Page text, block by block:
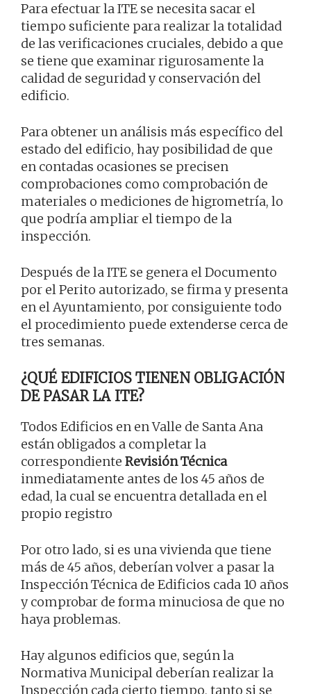
Para efectuar la ITE se necesita sacar el
tiempo suficiente para realizar la totalidad
de las verificaciones cruciales, debido a que
se tiene que examinar rigurosamente la
calidad de seguridad y conservación del
edificio.
Para obtener un análisis más específico del
estado del edificio, hay posibilidad de que
en contadas ocasiones se precisen
comprobaciones como comprobación de
materiales o mediciones de higrometría, lo
que podría ampliar el tiempo de la
inspección.
Después de la ITE se genera el Documento
por el Perito autorizado, se firma y presenta
en el Ayuntamiento, por consiguiente todo
el procedimiento puede extenderse cerca de
tres semanas.
¿QUÉ EDIFICIOS TIENEN OBLIGACIÓN
DE PASAR LA ITE?
Todos Edificios en en Valle de Santa Ana
están obligados a completar la
correspondiente Revisión Técnica
inmediatamente antes de los 45 años de
edad, la cual se encuentra detallada en el
propio registro
Por otro lado, si es una vivienda que tiene
más de 45 años, deberían volver a pasar la
Inspección Técnica de Edificios cada 10 años
y comprobar de forma minuciosa de que no
haya problemas.
Hay algunos edificios que, según la
Normativa Municipal deberían realizar la
Inspección cada cierto tiempo, tanto si se